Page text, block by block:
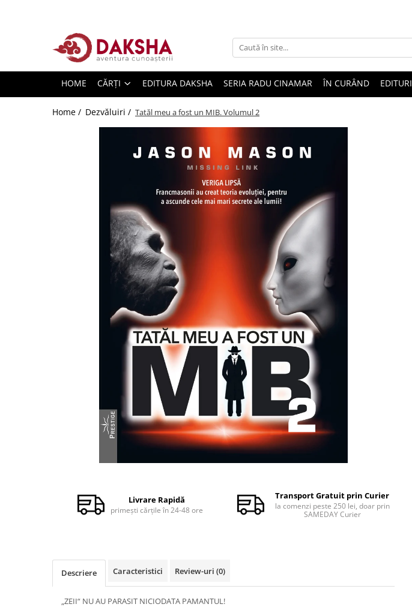
Editura Daksha
Seria Radu Cinamar
Relații de cuplu
HOME CĂRȚI EDITURA DAKSHA SERIA RADU CINAMAR ÎN CURÂND EDITURI
Home / Dezvăluiri / Tatăl meu a fost un MIB. Volumul 2
Facebook
Livrare Rapidă
primești cărțile în 24-48 ore
Transport Gratuit prin Curier
la comenzi peste 250 lei, doar prin
SAMEDAY Curier
Descriere Caracteristici Review-uri (0)
„ZEII“ NU AU PARASIT NICIODATA PAMANTUL!